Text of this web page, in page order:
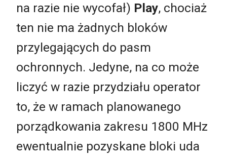
na razie nie wycofał) Play, chociaż
ten nie ma żadnych bloków
przylegających do pasm
ochronnych. Jedyne, na co może
liczyć w razie przydziału operator
to, że w ramach planowanego
porządkowania zakresu 1800 MHz
ewentualnie pozyskane bloki uda